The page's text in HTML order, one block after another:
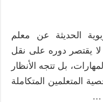
الحديثة عن معلم
لا يقتصر دوره على نقل
بل تتجه الأنظار
المتعلمين المتكاملة
…